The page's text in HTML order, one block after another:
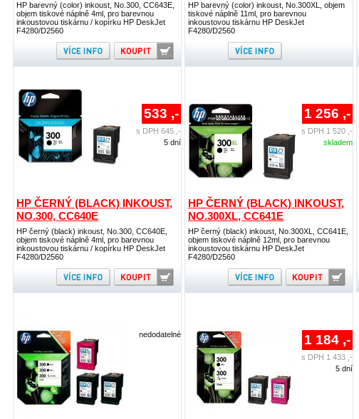
HP barevný (color) inkoust, No.300, CC643E,
objem tiskové náplně 4ml, pro barevnou
inkoustovou tiskárnu / kopírku HP DeskJet
F4280/D2560
HP barevný (color) inkoust, No.300XL, objem
tiskové náplně 11ml, pro barevnou
inkoustovou tiskárnu HP DeskJet
F4280/D2560
HP ČERNÝ (BLACK) INKOUST,
NO.300, CC640E
HP černý (black) inkoust, No.300, CC640E,
objem tiskové náplně 4ml, pro barevnou
inkoustovou tiskárnu / kopírku HP DeskJet
F4280/D2560
533 ,-
s DPH 645 ,-
5 dní
HP ČERNÝ (BLACK) INKOUST,
NO.300XL, CC641E
HP černý (black) inkoust, No.300XL, CC641E,
objem tiskové náplně 12ml, pro barevnou
inkoustovou tiskárnu HP DeskJet
F4280/D2560
1 256 ,-
s DPH 1 520 ,-
skladem
nedodatelné 1 184 ,-
s DPH 1 433 ,-
5 dní